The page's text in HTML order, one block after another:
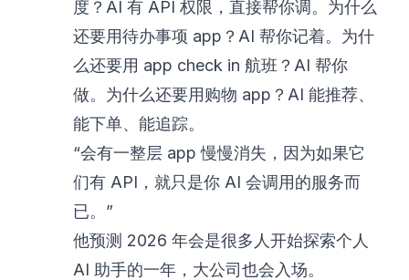
度？AI 有 API 权限，直接帮你调。为什么
还要用待办事项 app？AI 帮你记着。为什
么还要用 app check in 航班？AI 帮你
做。为什么还要用购物 app？AI 能推荐、
能下单、能追踪。
“会有一整层 app 慢慢消失，因为如果它
们有 API，就只是你 AI 会调用的服务而
已。”
他预测 2026 年会是很多人开始探索个人
AI 助手的一年，大公司也会入场。